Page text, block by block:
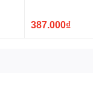
387.000₫